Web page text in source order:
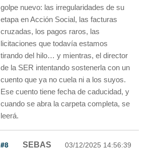
golpe nuevo: las irregularidades de su
etapa en Acción Social, las facturas
cruzadas, los pagos raros, las
licitaciones que todavía estamos
tirando del hilo… y mientras, el director
de la SER intentando sostenerla con un
cuento que ya no cuela ni a los suyos.
Ese cuento tiene fecha de caducidad, y
cuando se abra la carpeta completa, se
leerá.
#8 SEBAS 03/12/2025 14:56:39